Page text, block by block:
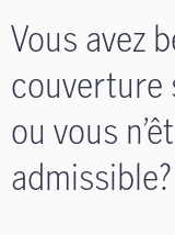
Vous avez
couverture
ou vous
admissible?